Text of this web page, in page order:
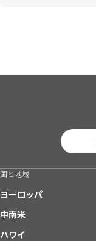
国と地域
ヨーロッパ
中南米
ハワイ